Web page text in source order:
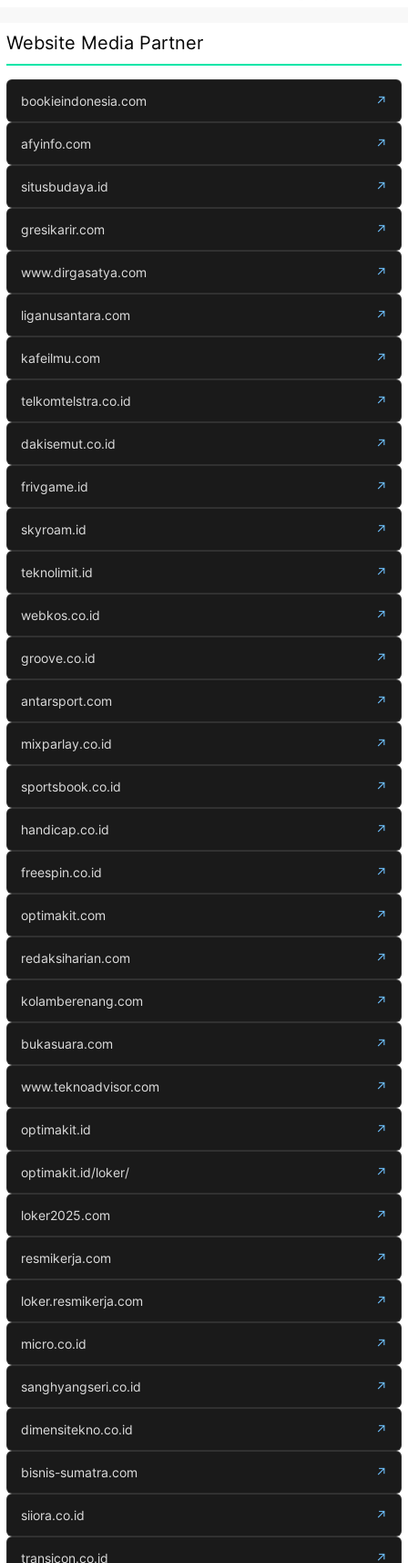
Website Media Partner
bookieindonesia.com ↗
afyinfo.com ↗
situsbudaya.id ↗
gresikarir.com ↗
www.dirgasatya.com ↗
liganusantara.com ↗
kafeilmu.com ↗
telkomtelstra.co.id ↗
dakisemut.co.id ↗
frivgame.id ↗
skyroam.id ↗
teknolimit.id ↗
webkos.co.id ↗
groove.co.id ↗
antarsport.com ↗
mixparlay.co.id ↗
sportsbook.co.id ↗
handicap.co.id ↗
freespin.co.id ↗
optimakit.com ↗
redaksiharian.com ↗
kolamberenang.com ↗
bukasuara.com ↗
www.teknoadvisor.com ↗
optimakit.id ↗
optimakit.id/loker/ ↗
loker2025.com ↗
resmikerja.com ↗
loker.resmikerja.com ↗
micro.co.id ↗
sanghyangseri.co.id ↗
dimensitekno.co.id ↗
bisnis-sumatra.com ↗
siiora.co.id ↗
transicon.co.id ↗